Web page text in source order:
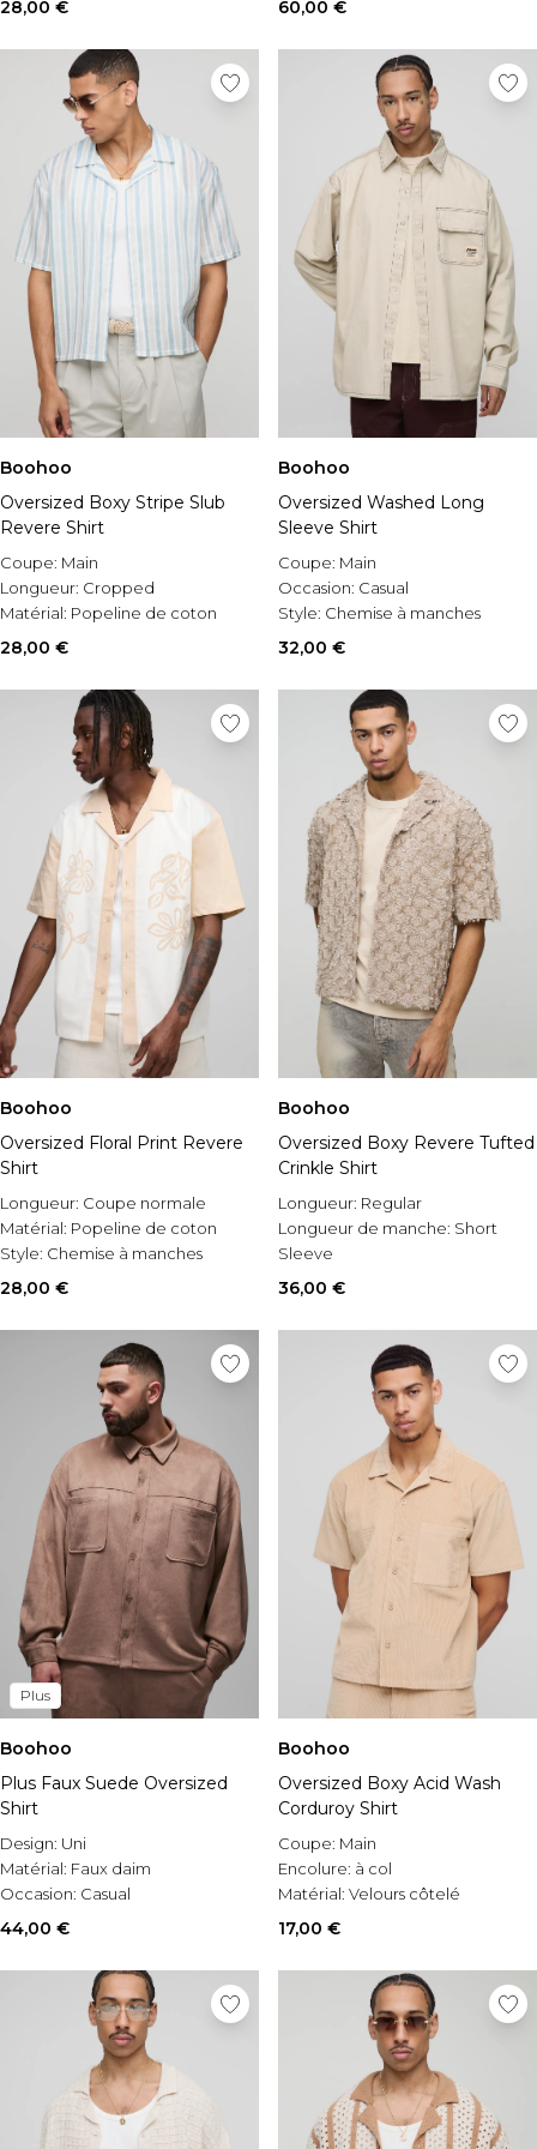
Chapeaux, gants et écharpes
Chaussettes
Sacs et portefeuilles
Ceintures
Shoppez par collection
BOOHOOMAN | Ronaldinho
BOOHOOMAN | Patrice Evra
Vacances
Common Pace
Training Dept
One More Rep
Indispensables
Tenues De Soirée
28,00 € 60,00 €
Boohoo
Oversized Boxy Stripe Slub
Revere Shirt
Coupe: Main
Longueur: Cropped
Matérial: Popeline de coton
28,00 €
Boohoo
Oversized Washed Long
Sleeve Shirt
Coupe: Main
Occasion: Casual
Style: Chemise à manches
longues
32,00 €
Boohoo
Oversized Floral Print Revere
Shirt
Longueur: Coupe normale
Matérial: Popeline de coton
Style: Chemise à manches
courtes
28,00 €
Boohoo
Oversized Boxy Revere Tufted
Crinkle Shirt
Longueur: Regular
Longueur de manche: Short
Sleeve
Matérial:
36,00 €
Plus
Boohoo
Plus Faux Suede Oversized
Shirt
Design: Uni
Matérial: Faux daim
Occasion: Casual
44,00 €
Boohoo
Oversized Boxy Acid Wash
Corduroy Shirt
Coupe: Main
Encolure: à col
Matérial: Velours côtelé
17,00 €